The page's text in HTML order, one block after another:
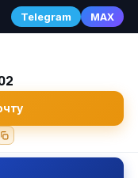
Telegram MAX